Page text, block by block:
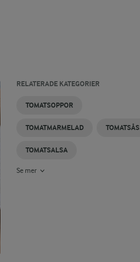
RELATERADE KATEGORIER
TOMATSOPPOR
TOMATMARMELAD TOMATSÅS
TOMATSALSA
Se mer